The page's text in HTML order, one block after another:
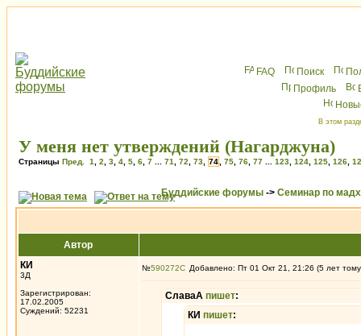
FAQ Поиск
Профиль
В этом
У меня нет утверждений (Нагарджуна)
Страницы Пред. 1 2 3 4 5 6 7 71 72 73 74 75 76 77 123 124 125 126
Буддийские форумы -> Семинар по
Автор
КИ
3Д
Зарегистрирован:
17.02.2005
Суждений: 52231
№590272 Добавлено: Пт 01 Окт 21, 21:26 (5 лет
СлаваА пишет:
КИ пишет: